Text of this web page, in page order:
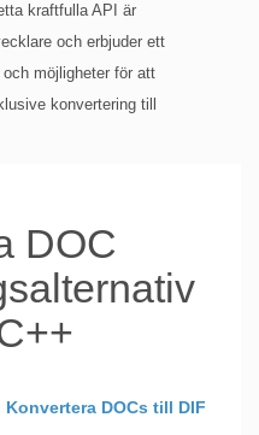
kraftfulla API är
och erbjuder ett
möjligheter för att
konvertering till
DOC
Konvertera DOCs till DIF